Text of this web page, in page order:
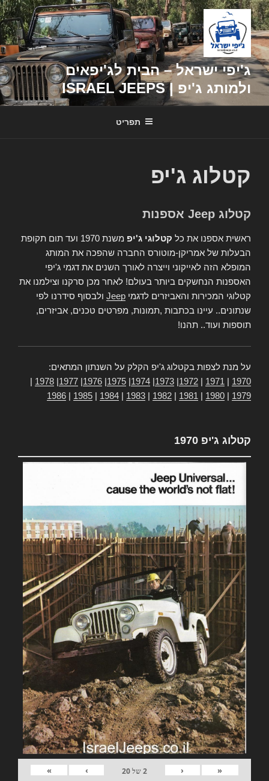
דילוג
לתוכן
ג'יפי ישראל – הבית לג'יפאים
ולמותג ג'יפ | ISRAEL JEEPS
תפריט
קטלוג ג'יפ
קטלוג Jeep אספנות
ראשית אספנו את כל קטלוגי ג'יפ
משנת 1970 ועד תום תקופת
הבעלות של אמריקן-מוטורס החברה שהפכה את המותג
המופלא הזה לאייקוני וייצרה לאורך השנים את דגמי ג'יפי
האספנות הנחשקים ביותר בעולם! לאחר מכן סרקנו וצילמנו את
קטלוגי המכירות והאביזרים לדגמי Jeep ולבסוף סידרנו לפי
שנתונים.. עיינו בכתבות ,תמונות, מפרטים טכנים, אביזרים,
תוספות ועוד.. תהנו!
על מנת לצפות בקטלוג ג'יפ הקלק על השנתון המתאים:
1970
1971
1972
1973
1974
1975
1976
1977
1978
1979
1980
1981
1982
1983
1984
1985
1986
קטלוג ג'יפ 1970
«
‹
2של20
›
»